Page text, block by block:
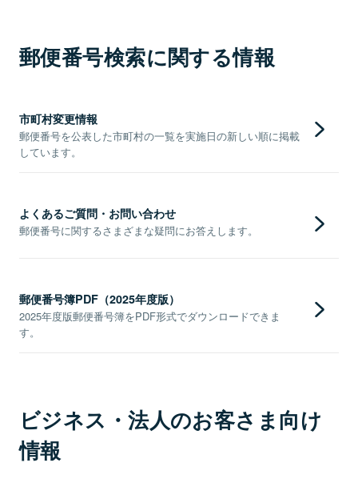
郵便番号検索に関する情報
市町村変更情報
郵便番号を公表した市町村の一覧を実施日の新しい順に掲載
しています。
よくあるご質問・お問い合わせ
郵便番号に関するさまざまな疑問にお答えします。
郵便番号簿PDF（2025年度版）
2025年度版郵便番号簿をPDF形式でダウンロードできま
す。
ビジネス・法人のお客さま向け
情報